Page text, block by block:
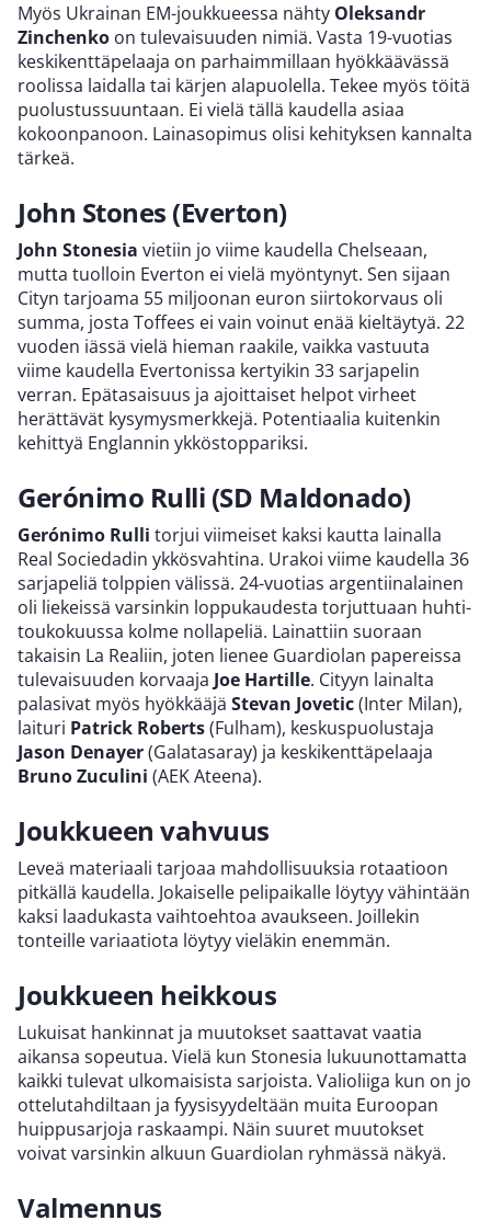
Myös Ukrainan EM-joukkueessa nähty Oleksandr
Zinchenko on tulevaisuuden nimiä. Vasta 19-vuotias
keskikenttäpelaaja on parhaimmillaan hyökkäävässä
roolissa laidalla tai kärjen alapuolella. Tekee myös töitä
puolustussuuntaan. Ei vielä tällä kaudella asiaa
kokoonpanoon. Lainasopimus olisi kehityksen kannalta
tärkeä.
John Stones (Everton)
John Stonesia vietiin jo viime kaudella Chelseaan,
mutta tuolloin Everton ei vielä myöntynyt. Sen sijaan
Cityn tarjoama 55 miljoonan euron siirtokorvaus oli
summa, josta Toffees ei vain voinut enää kieltäytyä. 22
vuoden iässä vielä hieman raakile, vaikka vastuuta
viime kaudella Evertonissa kertyikin 33 sarjapelin
verran. Epätasaisuus ja ajoittaiset helpot virheet
herättävät kysymysmerkkejä. Potentiaalia kuitenkin
kehittyä Englannin ykköstoppariksi.
Gerónimo Rulli (SD Maldonado)
Gerónimo Rulli torjui viimeiset kaksi kautta lainalla
Real Sociedadin ykkösvahtina. Urakoi viime kaudella 36
sarjapeliä tolppien välissä. 24-vuotias argentiinalainen
oli liekeissä varsinkin loppukaudesta torjuttuaan huhti-
toukokuussa kolme nollapeliä. Lainattiin suoraan
takaisin La Realiin, joten lienee Guardiolan papereissa
tulevaisuuden korvaaja Joe Hartille. Cityyn lainalta
palasivat myös hyökkääjä Stevan Jovetic(Inter Milan),
laituri Patrick Roberts(Fulham), keskuspuolustaja
Jason Denayer(Galatasaray) ja keskikenttäpelaaja
Bruno Zuculini (AEK Ateena).
Joukkueen vahvuus
Leveä materiaali tarjoaa mahdollisuuksia rotaatioon
pitkällä kaudella. Jokaiselle pelipaikalle löytyy vähintään
kaksi laadukasta vaihtoehtoa avaukseen. Joillekin
tonteille variaatiota löytyy vieläkin enemmän.
Joukkueen heikkous
Lukuisat hankinnat ja muutokset saattavat vaatia
aikansa sopeutua. Vielä kun Stonesia lukuunottamatta
kaikki tulevat ulkomaisista sarjoista. Valioliiga kun on jo
ottelutahdiltaan ja fyysisyydeltään muita Euroopan
huippusarjoja raskaampi. Näin suuret muutokset
voivat varsinkin alkuun Guardiolan ryhmässä näkyä.
Valmennus